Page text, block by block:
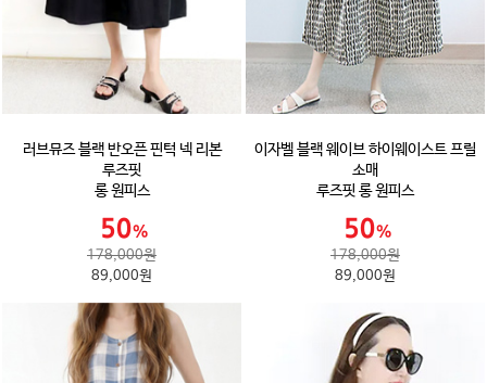
러브뮤즈 블랙 반오픈 핀턱 넥 리본
루즈핏
롱 원피스
178,000원
89,000원
이자벨 블랙 웨이브 하이웨이스트 프릴
소매
루즈핏 롱 원피스
178,000원
89,000원